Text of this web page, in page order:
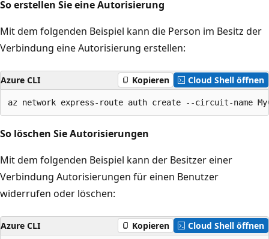
So erstellen Sie eine Autorisierung
Mit dem folgenden Beispiel kann die Person im Besitz der
Verbindung eine Autorisierung erstellen:
Azure CLI Kopieren Cloud Shell öffnen
So löschen Sie Autorisierungen
Mit dem folgenden Beispiel kann der Besitzer einer
Verbindung Autorisierungen für einen Benutzer
widerrufen oder löschen:
Azure CLI Kopieren Cloud Shell öffnen